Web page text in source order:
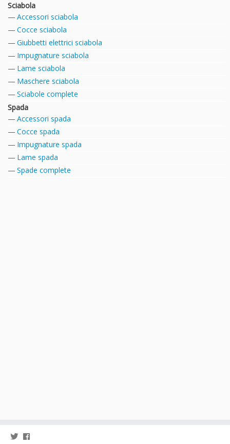
Sciabola
Accessori sciabola
Cocce sciabola
Giubbetti elettrici sciabola
Impugnature sciabola
Lame sciabola
Maschere sciabola
Sciabole complete
Spada
Accessori spada
Cocce spada
Impugnature spada
Lame spada
Spade complete